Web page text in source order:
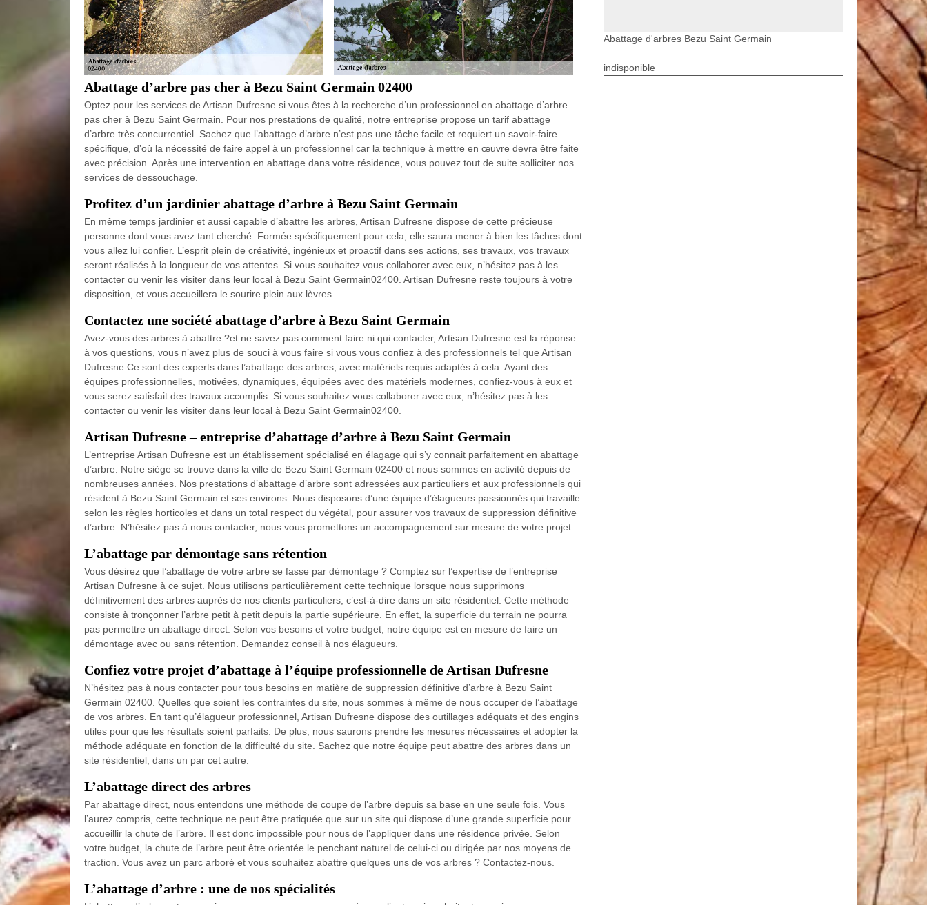
Abattage d’arbre pas cher à Bezu Saint Germain 02400
Optez pour les services de Artisan Dufresne si vous êtes à la recherche d’un professionnel en abattage d’arbre
pas cher à Bezu Saint Germain. Pour nos prestations de qualité, notre entreprise propose un tarif abattage
d’arbre très concurrentiel. Sachez que l’abattage d’arbre n’est pas une tâche facile et requiert un savoir-faire
spécifique, d’où la nécessité de faire appel à un professionnel car la technique à mettre en œuvre devra être faite
avec précision. Après une intervention en abattage dans votre résidence, vous pouvez tout de suite solliciter nos
services de dessouchage.
Profitez d’un jardinier abattage d’arbre à Bezu Saint Germain
En même temps jardinier et aussi capable d’abattre les arbres, Artisan Dufresne dispose de cette précieuse
personne dont vous avez tant cherché. Formée spécifiquement pour cela, elle saura mener à bien les tâches dont
vous allez lui confier. L’esprit plein de créativité, ingénieux et proactif dans ses actions, ses travaux, vos travaux
seront réalisés à la longueur de vos attentes. Si vous souhaitez vous collaborer avec eux, n’hésitez pas à les
contacter ou venir les visiter dans leur local à Bezu Saint Germain02400. Artisan Dufresne reste toujours à votre
disposition, et vous accueillera le sourire plein aux lèvres.
Contactez une société abattage d’arbre à Bezu Saint Germain
Avez-vous des arbres à abattre ?et ne savez pas comment faire ni qui contacter, Artisan Dufresne est la réponse
à vos questions, vous n’avez plus de souci à vous faire si vous vous confiez à des professionnels tel que Artisan
Dufresne.Ce sont des experts dans l’abattage des arbres, avec matériels requis adaptés à cela. Ayant des
équipes professionnelles, motivées, dynamiques, équipées avec des matériels modernes, confiez-vous à eux et
vous serez satisfait des travaux accomplis. Si vous souhaitez vous collaborer avec eux, n’hésitez pas à les
contacter ou venir les visiter dans leur local à Bezu Saint Germain02400.
Artisan Dufresne – entreprise d’abattage d’arbre à Bezu Saint Germain
L’entreprise Artisan Dufresne est un établissement spécialisé en élagage qui s’y connait parfaitement en abattage
d’arbre. Notre siège se trouve dans la ville de Bezu Saint Germain 02400 et nous sommes en activité depuis de
nombreuses années. Nos prestations d’abattage d’arbre sont adressées aux particuliers et aux professionnels qui
résident à Bezu Saint Germain et ses environs. Nous disposons d’une équipe d’élagueurs passionnés qui travaille
selon les règles horticoles et dans un total respect du végétal, pour assurer vos travaux de suppression définitive
d’arbre. N’hésitez pas à nous contacter, nous vous promettons un accompagnement sur mesure de votre projet.
L’abattage par démontage sans rétention
Vous désirez que l’abattage de votre arbre se fasse par démontage ? Comptez sur l’expertise de l’entreprise
Artisan Dufresne à ce sujet. Nous utilisons particulièrement cette technique lorsque nous supprimons
définitivement des arbres auprès de nos clients particuliers, c’est-à-dire dans un site résidentiel. Cette méthode
consiste à tronçonner l’arbre petit à petit depuis la partie supérieure. En effet, la superficie du terrain ne pourra
pas permettre un abattage direct. Selon vos besoins et votre budget, notre équipe est en mesure de faire un
démontage avec ou sans rétention. Demandez conseil à nos élagueurs.
Confiez votre projet d’abattage à l’équipe professionnelle de Artisan Dufresne
N’hésitez pas à nous contacter pour tous besoins en matière de suppression définitive d’arbre à Bezu Saint
Germain 02400. Quelles que soient les contraintes du site, nous sommes à même de nous occuper de l’abattage
de vos arbres. En tant qu’élagueur professionnel, Artisan Dufresne dispose des outillages adéquats et des engins
utiles pour que les résultats soient parfaits. De plus, nous saurons prendre les mesures nécessaires et adopter la
méthode adéquate en fonction de la difficulté du site. Sachez que notre équipe peut abattre des arbres dans un
site résidentiel, dans un par cet autre.
L’abattage direct des arbres
Par abattage direct, nous entendons une méthode de coupe de l’arbre depuis sa base en une seule fois. Vous
l’aurez compris, cette technique ne peut être pratiquée que sur un site qui dispose d’une grande superficie pour
accueillir la chute de l’arbre. Il est donc impossible pour nous de l’appliquer dans une résidence privée. Selon
votre budget, la chute de l’arbre peut être orientée le penchant naturel de celui-ci ou dirigée par nos moyens de
traction. Vous avez un parc arboré et vous souhaitez abattre quelques uns de vos arbres ? Contactez-nous.
L’abattage d’arbre : une de nos spécialités
Abattage d'arbres Bezu Saint Germain
indisponible